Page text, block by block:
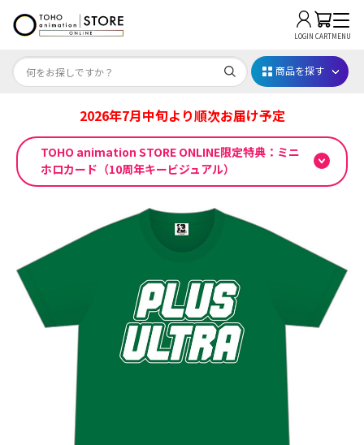
LOGIN CARTMENU
Dr.STONE STONE FES.2026
映画ちいかわ
薬屋のひとりごと 夏の園遊会2026
名探偵コナン
アニメ『僕のヒーローアカデミア』10周年
ハイキュー!!ジャージ＆ユニフォーム
『無職転生Ⅲ ～異世界行ったら本気だす～』
商品を探す
2026年7月中旬より順次お届け予定
TOHO animation STORE ONLINE限定特典：ミニ
ホロカード（10周年キービジュアル）